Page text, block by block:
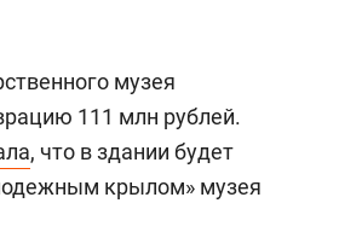
музея
111 млн рублей.
, что в здании будет
крылом» музея